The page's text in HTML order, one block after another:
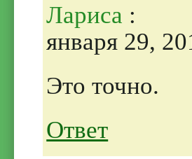
Лариса :
января 29,
Это точно.
Ответ